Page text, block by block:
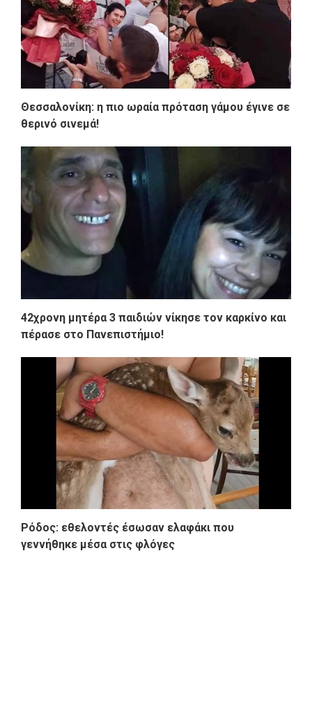
Θεσσαλονίκη: η πιο ωραία πρόταση γάμου έγινε σε
θερινό σινεμά!
42χρονη μητέρα 3 παιδιών νίκησε τον καρκίνο και
πέρασε στο Πανεπιστήμιο!
Ρόδος: εθελοντές έσωσαν ελαφάκι που
γεννήθηκε μέσα στις φλόγες